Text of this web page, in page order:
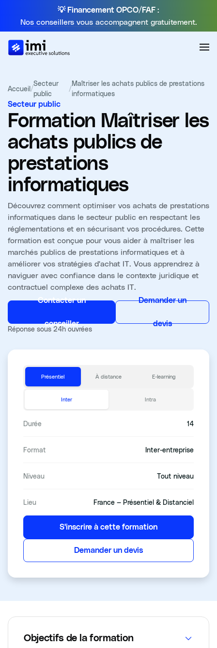
💡 Financement OPCO/FAF :
Nos conseillers vous accompagnent gratuitement.
Accueil/
Secteur
public
/
Maîtriser les achats publics de prestations
informatiques
Secteur public
Formation Maîtriser les
achats publics de
prestations
informatiques
Découvrez comment optimiser vos achats de prestations
informatiques dans le secteur public en respectant les
réglementations et en sécurisant vos procédures. Cette
formation est conçue pour vous aider à maîtriser les
marchés publics de prestations informatiques et à
améliorer vos stratégies d'achat IT. Vous apprendrez à
naviguer avec confiance dans le contexte juridique et
contractuel complexe des achats IT.
Contacter un
conseiller
Demander un
devis
Réponse sous 24h ouvrées
Présentiel À distance E-learning
Inter Intra
Durée 14
Format Inter-entreprise
Niveau Tout niveau
Lieu France — Présentiel & Distanciel
S'inscrire à cette formation
Demander un devis
Objectifs de la formation